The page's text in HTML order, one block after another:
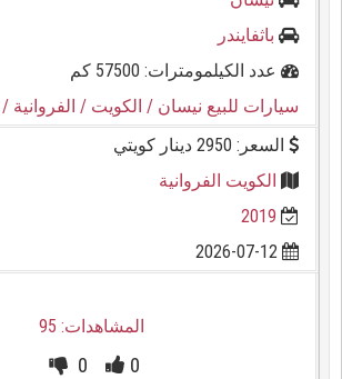
باثفايندر
عدد الكيلمومترات: 57500 كم
سيارات للبيع نيسان / الكويت / الفروانية / 2019
السعر: 2950 دينار كويتي
الكويت الفروانية
2019
المشاهدات: 95
0
0